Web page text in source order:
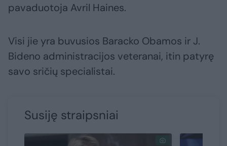
pavaduotoja Avril Haines.
Visi jie yra buvusios Baracko Obamos ir J.
Bideno administracijos veteranai, itin patyrę
savo sričių specialistai.
Susiję straipsniai